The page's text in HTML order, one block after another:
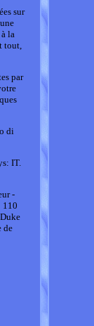
sur
la
tout,
par
di
IT.
-
110
de